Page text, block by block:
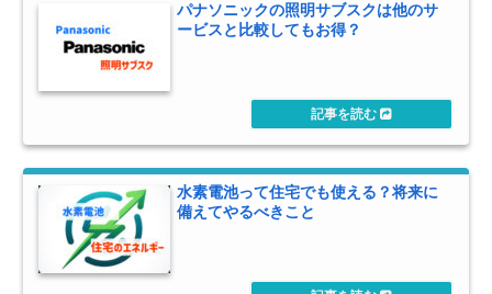
パナソニックの照明サブスクは他のサ
ービスと比較してもお得？
水素電池って住宅でも使える？将来に
備えてやるべきこと